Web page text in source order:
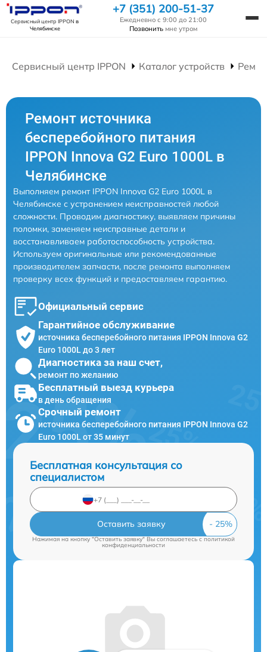
Сервисный центр IPPON в
Челябинске
+7 (351) 200-51-37
Ежедневно с 9:00 до 21:00
Позвонить мне утром
Сервисный центр IPPON Каталог устройств
Ремонт источника
бесперебойного питания
IPPON Innova G2 Euro 1000L в
Челябинске
Выполняем ремонт IPPON Innova G2 Euro 1000L в
Челябинске с устранением неисправностей любой
сложности. Проводим диагностику, выявляем причины
поломки, заменяем неисправные детали и
восстанавливаем работоспособность устройства.
Используем оригинальные или рекомендованные
производителем запчасти, после ремонта выполняем
проверку всех функций и предоставляем гарантию.
Официальный сервис
Гарантийное обслуживание
источника бесперебойного питания IPPON Innova G2
Euro 1000L до 3 лет
Диагностика за наш счет,
ремонт по желанию
Бесплатный выезд курьера
в день обращения
Срочный ремонт
источника бесперебойного питания IPPON Innova G2
Euro 1000L от 35 минут
Бесплатная консультация со
специалистом
Оставить заявку
Нажимая на кнопку "Оставить заявку" Вы соглашаетесь cполитикой
конфиденциальности